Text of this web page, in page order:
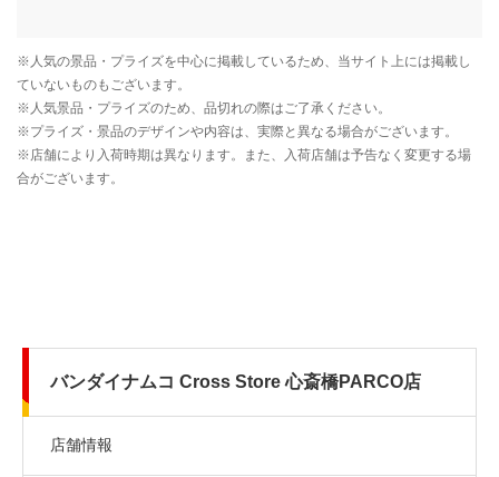
バンダイナムコ Cross Store 心斎橋PARCO店
店舗情報